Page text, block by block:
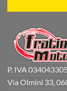
P. IVA
Via Olmini 33,